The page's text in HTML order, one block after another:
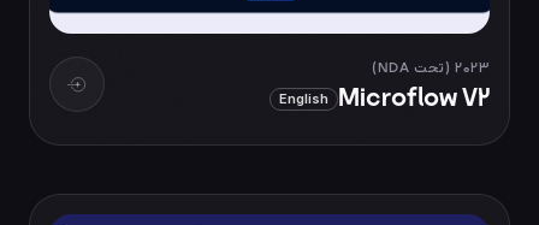
2023 (تحت NDA)
Microflow V2
English